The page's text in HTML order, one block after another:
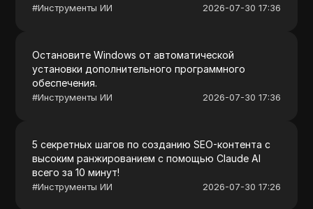
#Инструменты ИИ 2026-07-30 17:36
Остановите Windows от автоматической
установки дополнительного программного
обеспечения.
#Инструменты ИИ 2026-07-30 17:36
5 секретных шагов по созданию SEO-контента с
высоким ранжированием с помощью Claude AI
всего за 10 минут!
#Инструменты ИИ 2026-07-30 17:26